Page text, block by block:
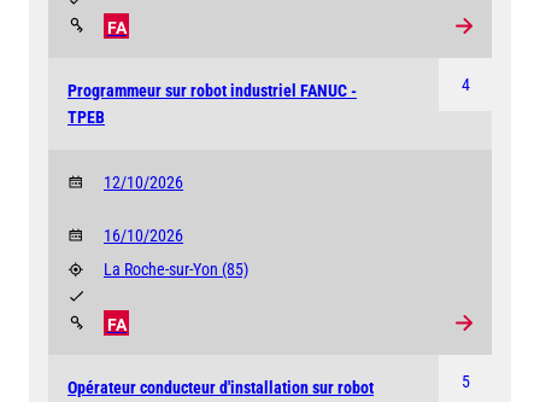
FA
4
Programmeur sur robot industriel FANUC -
TPEB
12/10/2026
16/10/2026
La Roche-sur-Yon (85)
FA
5
Opérateur conducteur d'installation sur robot